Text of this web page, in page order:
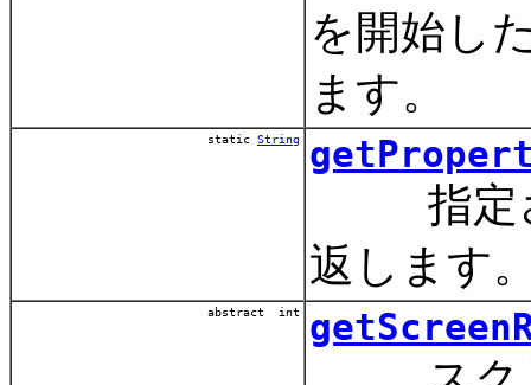
を開始し
ます。
static String
指定さ
返します
abstract int